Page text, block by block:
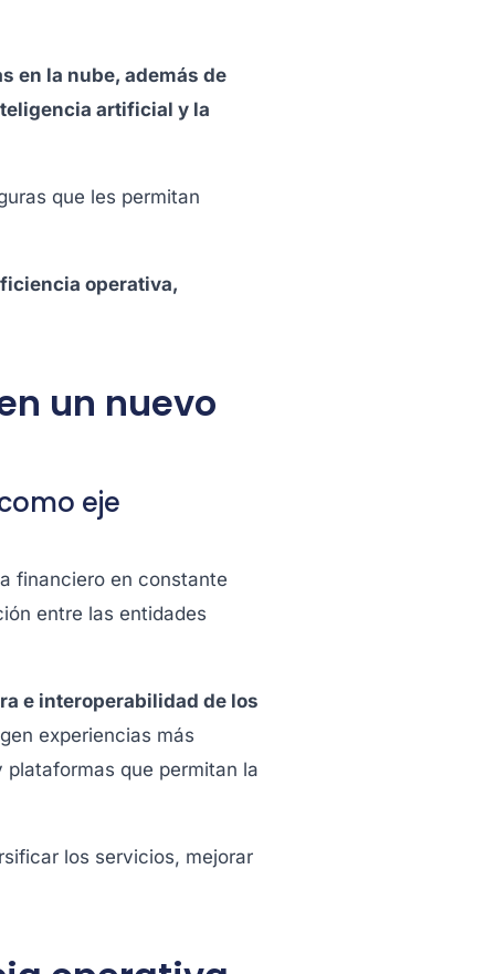
en la nube, además de
artificial y la
que les permitan
operativa,
un nuevo
eje
financiero en constante
entre las entidades
e interoperabilidad de los
experiencias más
que permitan la
los servicios, mejorar